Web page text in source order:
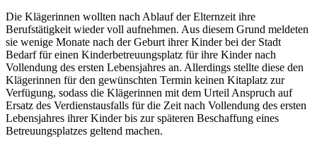
Die Klägerinnen wollten nach Ablauf der Elternzeit ihre
Berufstätigkeit wieder voll aufnehmen. Aus diesem Grund meldeten
sie wenige Monate nach der Geburt ihrer Kinder bei der Stadt
Bedarf für einen Kinderbetreuungsplatz für ihre Kinder nach
Vollendung des ersten Lebensjahres an. Allerdings stellte diese den
Klägerinnen für den gewünschten Termin keinen Kitaplatz zur
Verfügung, sodass die Klägerinnen mit dem Urteil Anspruch auf
Ersatz des Verdienstausfalls für die Zeit nach Vollendung des ersten
Lebensjahres ihrer Kinder bis zur späteren Beschaffung eines
Betreuungsplatzes geltend machen.